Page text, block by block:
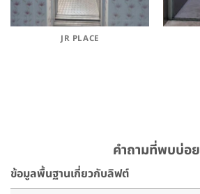
JR PLACE
คำถามที่พบบ่อย
ข้อมูลพื้นฐานเกี่ยวกับลิฟต์